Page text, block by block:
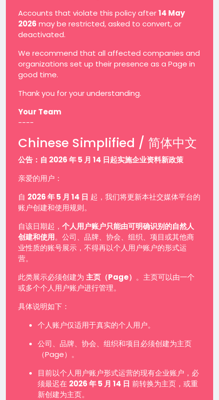
Accounts that violate this policy after14 May
2026 may be restricted, asked to convert, or
deactivated.
We recommend that all affected companies and
organizations set up their presence as a Page in
good time.
Thank you for your understanding.
Your Team
----
Chinese Simplified / 简体中文
公告：自 2026 年 5 月 14 日起实施企业资料新政策
亲爱的用户：
自 2026 年 5 月 14 日 起，我们将更新本社交媒体平台的
账户创建和使用规则。
自该日期起， 个人用户账户只能由可明确识别的自然人
创建和使用。公司、品牌、协会、组织、项目或其他商
业性质的账号展示，不得再以个人用户账户的形式运
营。
此类展示必须创建为 主页（Page） 。主页可以由一个
或多个个人用户账户进行管理。
具体说明如下：
个人账户仅适用于真实的个人用户。
公司、品牌、协会、组织和项目必须创建为主页
（Page）。
目前以个人用户账户形式运营的现有企业账户，必
须最迟在 2026 年 5 月 14 日 前转换为主页，或重
新创建为主页。